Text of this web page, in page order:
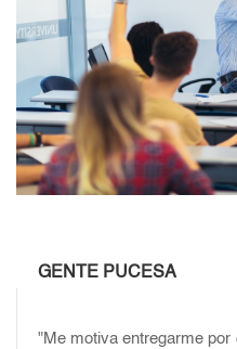
GENTE PUCESA
"Me motiva entregarme